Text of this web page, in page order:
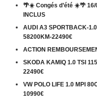
🌴☀️ Congés d’été ☀️🌴
INCLUS
AUDI A3 SPORTBACK-
58200KM-22490€
ACTION
SKODA KAMIQ 1.0 TSI
22490€
VW POLO LIFE 1.0 MPI
10990€